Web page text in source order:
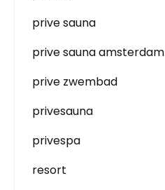
prive sauna
prive sauna amsterdam
prive zwembad
privesauna
privespa
resort